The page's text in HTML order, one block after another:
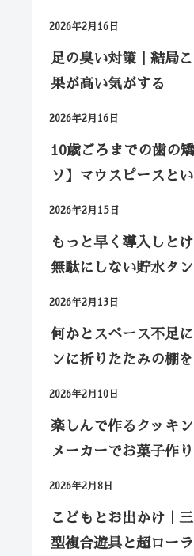
2026年2月16日
足の臭い対策｜結局
果が高い気がする
2026年2月16日
10歳ごろまでの歯の
ソ】マウスピースと
2026年2月15日
もっと早く導入しと
無駄にしない貯水タ
2026年2月13日
何かとスペース不足
ンに折りたたみの棚を
2026年2月10日
楽しんで作るクッキ
メーカーでお菓子作り
2026年2月8日
こどもとお出かけ｜
型複合遊具と超ロー